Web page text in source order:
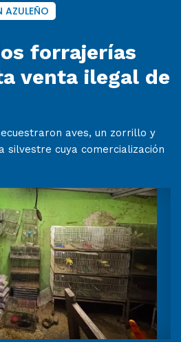
AZULEÑO
forrajerías
venta ilegal de
aves, un zorrillo y
silvestre cuya comercialización